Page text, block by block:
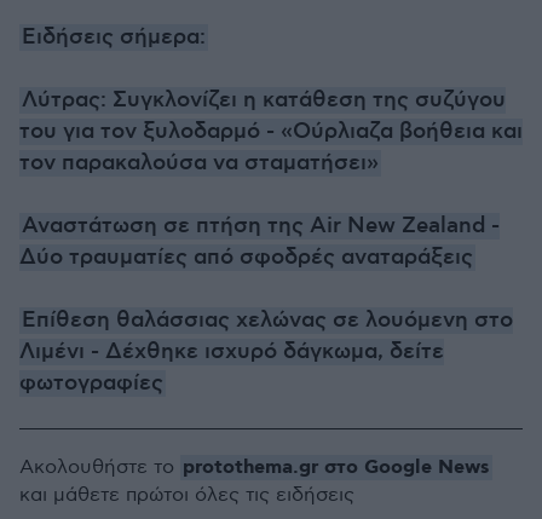
Ειδήσεις σήμερα:
Λύτρας: Συγκλονίζει η κατάθεση της συζύγου
του για τον ξυλοδαρμό - «Ούρλιαζα βοήθεια και
τον παρακαλούσα να σταματήσει»
Αναστάτωση σε πτήση της Air New Zealand -
Δύο τραυματίες από σφοδρές αναταράξεις
Επίθεση θαλάσσιας χελώνας σε λουόμενη στο
Λιμένι - Δέχθηκε ισχυρό δάγκωμα, δείτε
φωτογραφίες
Ακολουθήστε το protothema.gr στο Google News
και μάθετε πρώτοι όλες τις ειδήσεις